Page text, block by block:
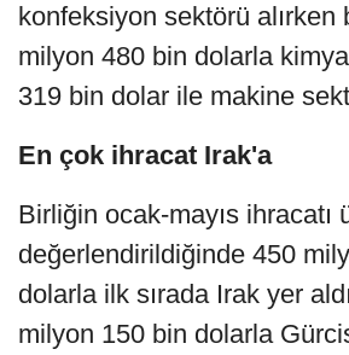
konfeksiyon sektörü alırken
milyon 480 bin dolarla
319 bin dolar ile makine
En çok ihracat Irak'a
Birliğin ocak-mayıs ihracatı
değerlendirildiğinde 450
dolarla ilk sırada Irak yer
milyon 150 bin dolarla